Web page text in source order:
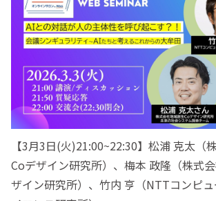
【3月3日(火)21:00~22:30】松浦 克太（
Coデザイン研究所）、梅本 政隆（株式
ザイン研究所）、竹内 亨（NTTコンピ